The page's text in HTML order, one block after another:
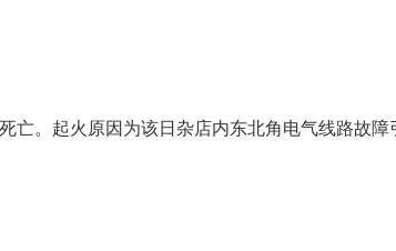
。起火原因为该日杂店内东北角电气线路故障